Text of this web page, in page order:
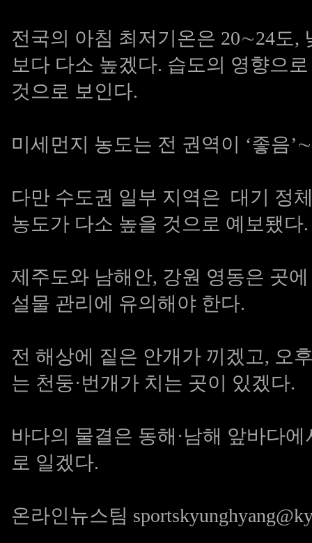
전국의 아침 최저기온은 20∼24도,
보다 다소 높겠다. 습도의 영향으
것으로 보인다.
미세먼지 농도는 전 권역이 ‘좋음
다만 수도권 일부 지역은 대기 정
농도가 다소 높을 것으로 예보됐다.
제주도와 남해안, 강원 영동은 곳
설물 관리에 유의해야 한다.
전 해상에 짙은 안개가 끼겠고, 오
는 천둥·번개가 치는 곳이 있겠다.
바다의 물결은 동해·남해 앞바다
로 일겠다.
온라인뉴스팀